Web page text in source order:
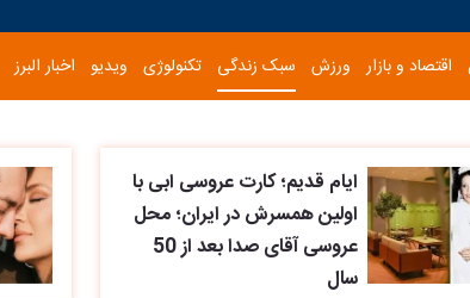
اقتصاد و بازار ورزش سبک زندگی تکنولوژی ویدیو اخبار البرز
ایام قدیم؛ کارت عروسی ابی با
اولین همسرش در ایران؛ محل
عروسی آقای صدا بعد از 50
سال